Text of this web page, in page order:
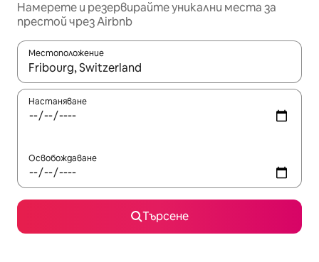
Намерете и резервирайте уникални места за
престой чрез Airbnb
Местоположение
Когато резултатите се покажат, използвайте
Настаняване
Освобождаване
Търсене